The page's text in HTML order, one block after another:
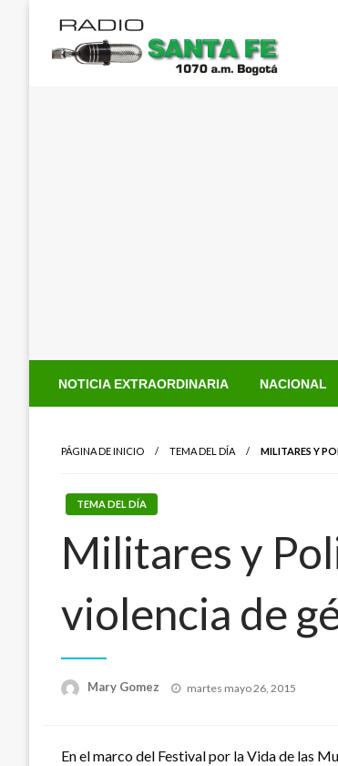
contenido
NOTICIA EXTRAORDINARIA NACIONAL
PÁGINA DE INICIO TEMA DEL DÍA MILITARES Y
TEMA DEL DÍA
Militares y
violencia de
Mary Gomez
Publicado
martes mayo 26, 2015
En el marco del Festival por la Vida de las